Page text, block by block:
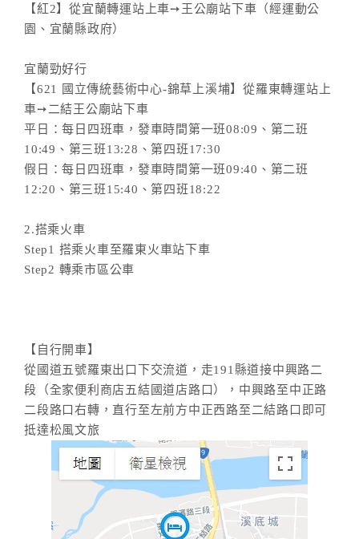
【紅2】從宜蘭轉運站上車➙王公廟站下車（經運動公
園、宜蘭縣政府）
宜蘭勁好行
【621 國立傳統藝術中心-錦草上溪埔】從羅東轉運站上
車➙二結王公廟站下車
平日：每日四班車，發車時間第一班08:09、第二班
10:49、第三班13:28、第四班17:30
假日：每日四班車，發車時間第一班09:40、第二班
12:20、第三班15:40、第四班18:22
2.搭乘火車
Step1 搭乘火車至羅東火車站下車
Step2 轉乘市區公車
【自行開車】
從國道五號羅東出口下交流道，走191縣道接中興路二
段（全家便利商店五結國道店路口），中興路至中正路
二段路口右轉，直行至左前方中正西路至二結路口即可
抵達松風文旅